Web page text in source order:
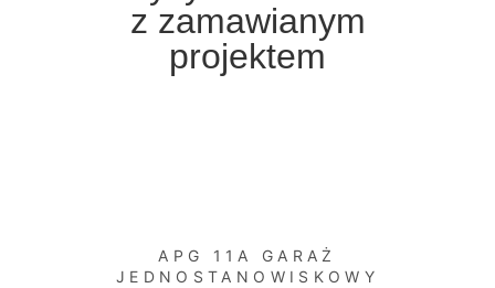
z zamawianym
projektem
APG 11A GARAŻ
JEDNOSTANOWISKOWY